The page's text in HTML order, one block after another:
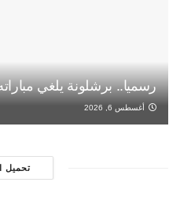
رسميا.. برشلونة يلغي
أغسطس 6, 2026
تحميل